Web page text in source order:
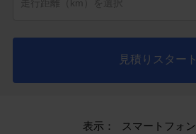
見積りスタート
表示： スマートフォン